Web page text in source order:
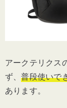
アークテリクス
ず、普段使いで
あります。